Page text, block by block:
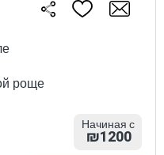
роще
Начиная с
₪1200